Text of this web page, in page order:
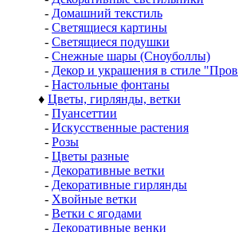
- Домашний текстиль
- Светящиеся картины
- Светящиеся подушки
- Снежные шары (Сноуболлы)
- Декор и украшения в стиле
- Настольные фонтаны
♦ Цветы, гирлянды, ветки
- Пуансеттии
- Искусственные растения
- Розы
- Цветы разные
- Декоративные ветки
- Декоративные гирлянды
- Хвойные ветки
- Ветки с ягодами
- Декоративные венки